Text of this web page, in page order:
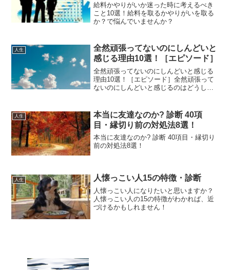
給料かやりがいか迷った時に考えるべき
こと10選！給料を取るかやりがいを取る
か？で悩んでいませんか？
人生
全然頑張ってないのにしんどいと
感じる理由10選！［エピソード］
全然頑張ってないのにしんどいと感じる
理由10選！［エピソード］全然頑張って
ないのにしんどいと感じるのはどうして
人生
本当に友達なのか? 診断 40項
目・縁切り前の対処法8選！
本当に友達なのか? 診断 40項目・縁切り
前の対処法8選！
人生 人懐っこい人15の特徴・診断
人懐っこい人になりたいと思いますか？
人懐っこい人の15の特徴がわかれば、近
づけるかもしれません！